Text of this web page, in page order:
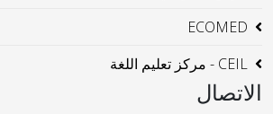
ECOMED
CEIL - مركز تعليم اللغة
الاتصال